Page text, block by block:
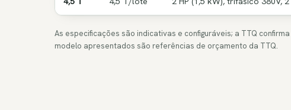
As especificações são indicativas e configuráveis; a TTQ
modelo apresentados são referências de orçamento da TTQ.